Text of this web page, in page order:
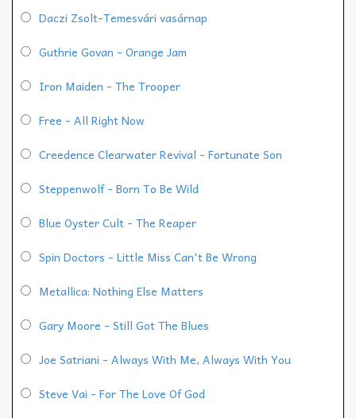
Daczi Zsolt-Temesvári vasárnap
Guthrie Govan - Orange Jam
Iron Maiden - The Trooper
Free - All Right Now
Creedence Clearwater Revival - Fortunate Son
Steppenwolf - Born To Be Wild
Blue Oyster Cult - The Reaper
Spin Doctors - Little Miss Can't Be Wrong
Metallica: Nothing Else Matters
Gary Moore - Still Got The Blues
Joe Satriani - Always With Me, Always With You
Steve Vai - For The Love Of God